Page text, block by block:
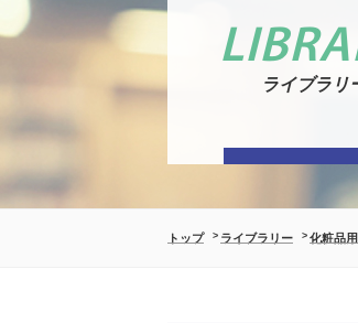
ライブラリ
トップ ライブラリー 化粧品